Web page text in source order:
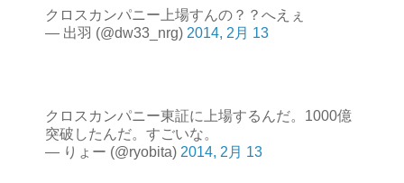
クロスカンパニー上場すんの？？へえぇ
— 出羽 (@dw33_nrg) 2014, 2月 13
クロスカンパニー東証に上場するんだ。1000億
突破したんだ。すごいな。
— りょー (@ryobita) 2014, 2月 13